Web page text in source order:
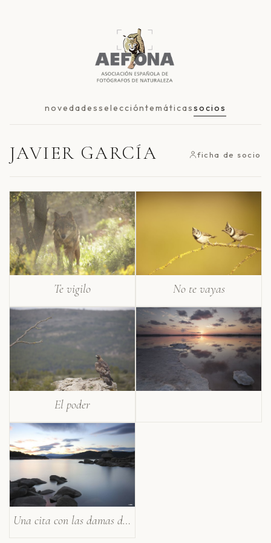
novedadesseleccióntemáticassocios
JAVIER GARCÍA ficha de socio
Te vigilo No te vayas
El poder
Una cita con las damas del lago